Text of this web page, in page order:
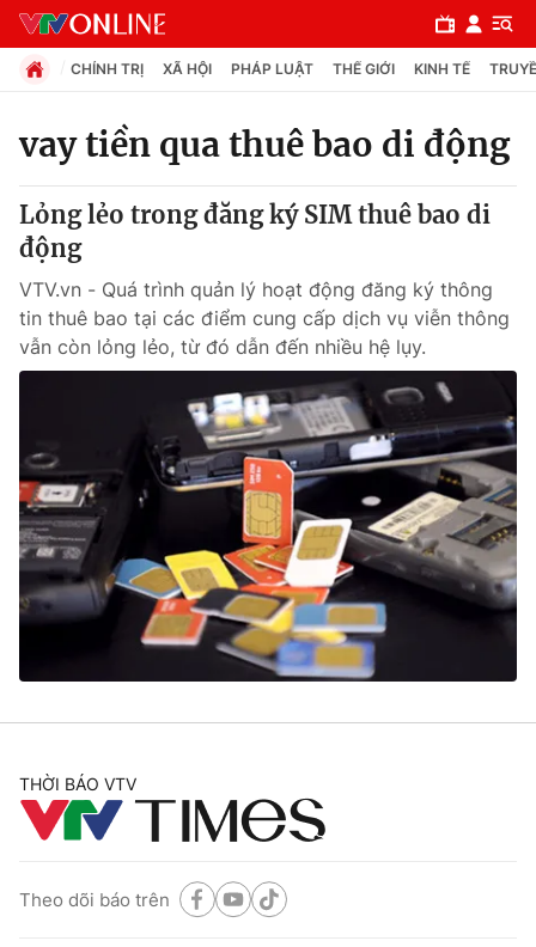
Chuyên mục
Chính trị
Xã hội
Pháp luật
Y tế
Thế giới
Tin tức
Thế giới đó đây
Kinh tế
Thị trường
Góc doanh nghiệp
Dữ liệu và đời sống
Truyền hình
Phim VTV
Hậu trường
Giải trí
Điện ảnh
Âm nhạc
Du lịch
CHÍNH TRỊ XÃ HỘI PHÁP LUẬT THẾ GIỚI KINH TẾ
vay tiền qua thuê bao di động
Lỏng lẻo trong đăng ký SIM thuê bao di
động
VTV.vn - Quá trình quản lý hoạt động đăng ký thông
tin thuê bao tại các điểm cung cấp dịch vụ viễn thông
vẫn còn lỏng lẻo, từ đó dẫn đến nhiều hệ lụy.
THỜI BÁO VTV
Theo dõi báo trên